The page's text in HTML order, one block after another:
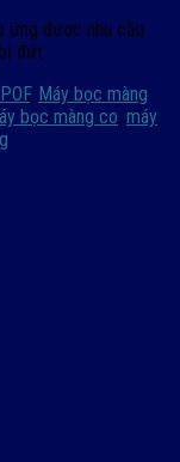
ứng được nhu cầu
đứt.
, Máy bọc màng
bọc màng co, máy